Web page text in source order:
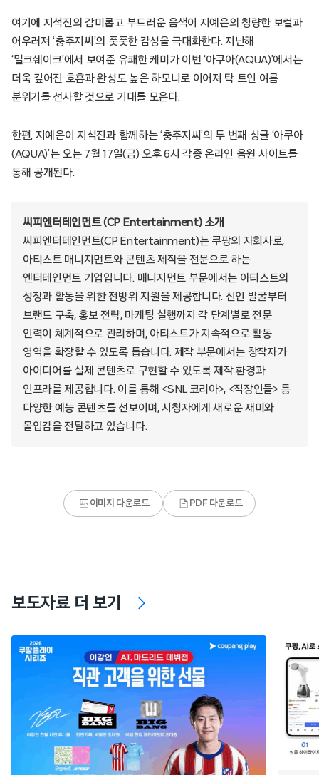
여기에 지석진의 감미롭고 부드러운 음색이 지예은의 청량한 보컬과
어우러져 ‘충주지씨’의 풋풋한 감성을 극대화한다. 지난해
‘밀크쉐이크’에서 보여준 유쾌한 케미가 이번 ‘아쿠아(AQUA)’에서는
더욱 깊어진 호흡과 완성도 높은 하모니로 이어져 탁 트인 여름
분위기를 선사할 것으로 기대를 모은다.
한편, 지예은이 지석진과 함께하는 ‘충주지씨’의 두 번째 싱글 ‘아쿠아
(AQUA)’는 오는 7월 17일(금) 오후 6시 각종 온라인 음원 사이트를
통해 공개된다.
씨피엔터테인먼트 (CP Entertainment) 소개
씨피엔터테인먼트(CP Entertainment)는 쿠팡의 자회사로,
아티스트 매니지먼트와 콘텐츠 제작을 전문으로 하는
엔터테인먼트 기업입니다. 매니지먼트 부문에서는 아티스트의
성장과 활동을 위한 전방위 지원을 제공합니다. 신인 발굴부터
브랜드 구축, 홍보 전략, 마케팅 실행까지 각 단계별로 전문
인력이 체계적으로 관리하며, 아티스트가 지속적으로 활동
영역을 확장할 수 있도록 돕습니다. 제작 부문에서는 창작자가
아이디어를 실제 콘텐츠로 구현할 수 있도록 제작 환경과
인프라를 제공합니다. 이를 통해 <SNL 코리아>, <직장인들> 등
다양한 예능 콘텐츠를 선보이며, 시청자에게 새로운 재미와
몰입감을 전달하고 있습니다.
이미지 다운로드 PDF 다운로드
보도자료 더 보기